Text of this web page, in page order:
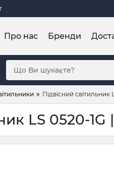
Про нас Бренди
Підвісний світильник
LS 0520-1G